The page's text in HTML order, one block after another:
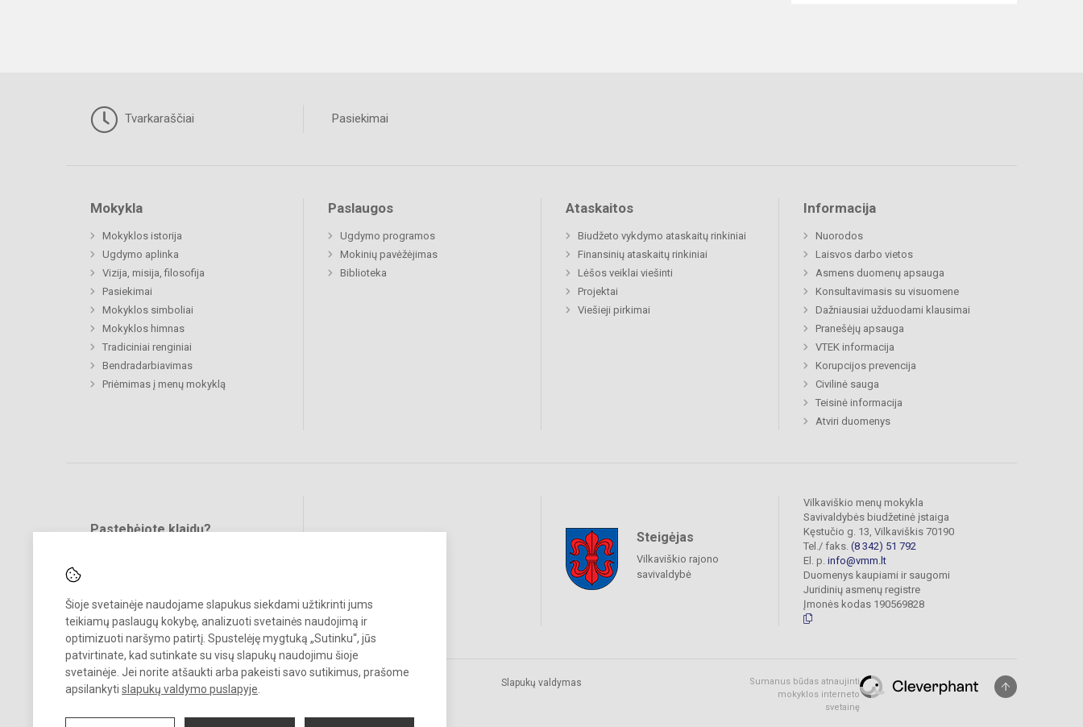
Šioje svetainėje naudojame slapukus siekdami užtikrinti jums
teikiamų paslaugų kokybę, analizuoti svetainės naudojimą ir
optimizuoti naršymo patirtį. Spustelėję mygtuką „Sutinku“, jūs
patvirtinate, kad sutinkate su visų slapukų naudojimu šioje
svetainėje. Jei norite atšaukti arba pakeisti savo sutikimus, prašome
apsilankyti slapukų valdymo puslapyje
Tvarkaraščiai Pasiekimai
Mokykla
Mokyklos istorija
Ugdymo aplinka
Vizija, misija, filosofija
Pasiekimai
Mokyklos simboliai
Mokyklos himnas
Tradiciniai renginiai
Bendradarbiavimas
Priėmimas į menų mokyklą
Paslaugos
Ugdymo programos
Mokinių pavėžėjimas
Biblioteka
Ataskaitos
Biudžeto vykdymo ataskaitų rinkiniai
Finansinių ataskaitų rinkiniai
Lėšos veiklai viešinti
Projektai
Viešieji pirkimai
Informacija
Nuorodos
Laisvos darbo vietos
Asmens duomenų apsauga
Konsultavimasis su visuomene
Dažniausiai užduodami klausimai
Pranešėjų apsauga
VTEK informacija
Korupcijos prevencija
Civilinė sauga
Teisinė informacija
Atviri duomenys
Pastebėjote klaidų?
Steigėjas
Vilkaviškio rajono
savivaldybė
Vilkaviškio menų mokykla
Savivaldybės biudžetinė įstaiga
Kęstučio g. 13, Vilkaviškis 70190
Tel./ faks. (8 342) 51 792
El. p. info@vmm.lt
Duomenys kaupiami ir saugomi
Juridinių asmenų registre
Įmonės kodas 190569828
© 2023. Vilkaviškio menų mokykla. Visos teisės saugomos.
Kopijuoti turinį be raštiško įstaigos administracijos sutikimo griežtai
Slapukų valdymas
Sumanus būdas atnaujinti
mokyklos interneto
svetainę